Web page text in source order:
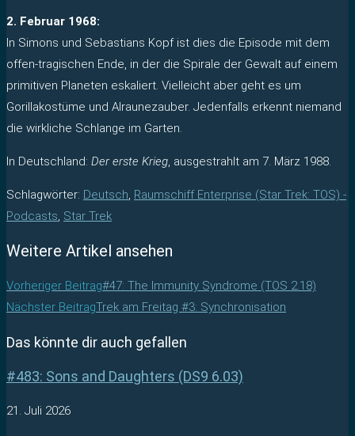
2. Februar 1968:
In Simons und Sebastians Kopf ist dies die Episode mit dem
offen-tragischen Ende, in der die Spirale der Gewalt auf einem
primitiven Planeten eskaliert. Vielleicht aber geht es um
Gorillakostüme und Alraunezauber. Jedenfalls erkennt niemand
die wirkliche Schlange im Garten.
In Deutschland: Der erste Krieg, ausgestrahlt am 7. März 1988.
Schlagwörter: Deutsch, Raumschiff Enterprise (Star Trek: TOS) -
Podcasts, Star Trek
Weitere Artikel ansehen
Vorheriger Beitrag#47: The Immunity Syndrome (TOS 2.18)
Nächster BeitragTrek am Freitag #3: Synchronisation
Das könnte dir auch gefallen
#483: Sons and Daughters (DS9 6.03)
21. Juli 2026